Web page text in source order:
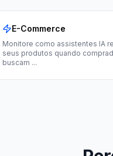
E-Commerce
Monitore como assistentes IA
seus produtos quando
buscam ...